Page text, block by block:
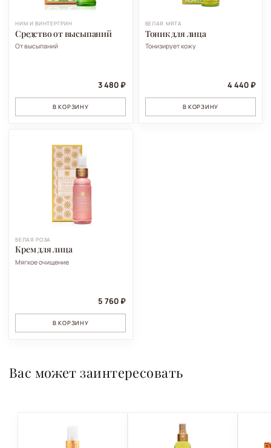
НИМ И ВИНТЕРГРИН
Средство от высыпаний
От высыпаний
3 480 ₽
В КОРЗИНУ
БЕЛАЯ МЯТА
Тоник для лица
Тонизирует кожу
4 440 ₽
В КОРЗИНУ
БЕЛАЯ РОЗА
Крем для лица
Мягкое очищение
5 760 ₽
В КОРЗИНУ
Вас может заинтересовать